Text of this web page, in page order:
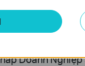
Doanh
Doanh
Doanh